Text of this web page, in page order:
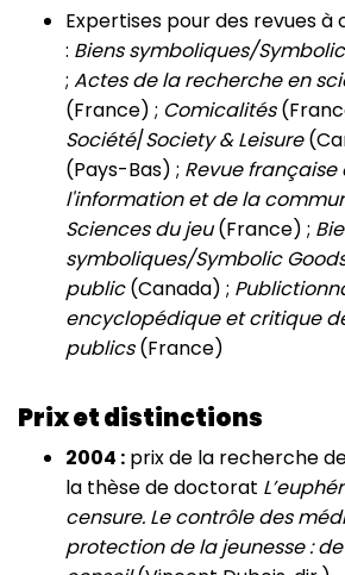
Expertises pour des revues
: Biens symboliques/
; Actes de la recherche en
(France) ; Comicalités
Société/Society & Leisure
(Pays-Bas) ; Revue
l'information et de la
Sciences du jeu(France) ;
symboliques/Symbolic
public(Canada) ;
encyclopédique et critique
publics(France)
Prix et distinctions
2004 : prix de la recherche
la thèse de doctorat
censure. Le contrôle des
protection de la jeunesse :